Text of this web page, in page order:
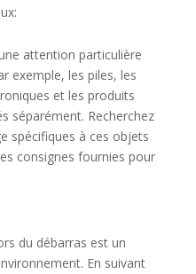
attention particulière
exemple, les piles, les
et les produits
séparément. Recherchez
spécifiques à ces objets
consignes fournies pour
du débarras est un
En suivant